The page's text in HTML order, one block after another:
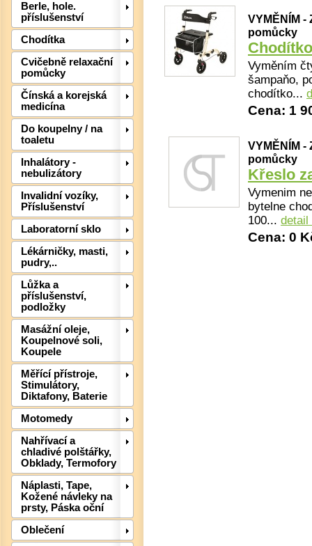
Berle, hole.
příslušenství
Chodítka
Cvičebně relaxační
pomůcky
Čínská a korejská
medicína
Do koupelny / na
toaletu
Inhalátory -
nebulizátory
Invalidní vozíky,
Příslušenství
Laboratorní sklo
Lékárničky, masti,
pudry,..
Lůžka a
příslušenství,
podložky
Masážní oleje,
Koupelnové soli,
Koupele
Měřící přístroje,
Stimulátory,
Diktafony, Baterie
Motomedy
Nahřívací a
chladivé polštářky,
Obklady, Termofory
Náplasti, Tape,
Kožené návleky na
prsty, Páska oční
Oblečení
VYMĚNÍM -
pomůcky
Chodítko
Vyměním
šampaňo,
chodítko...
Cena: 1
VYMĚNÍM -
pomůcky
Křeslo
Vymenim
bytelne
100... detail
Cena: 0